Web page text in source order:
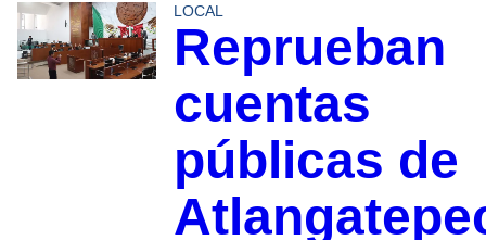
LOCAL
Reprueban
cuentas
públicas de